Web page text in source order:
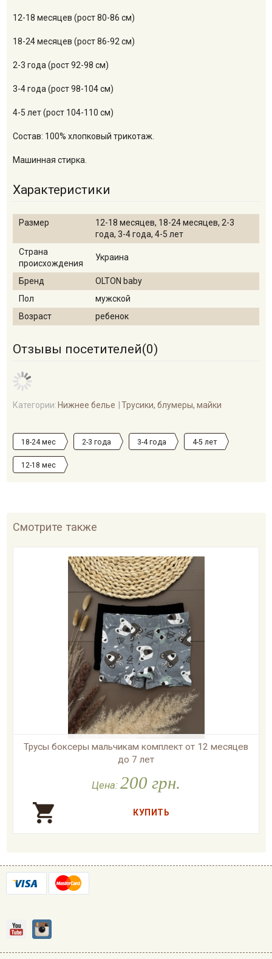
12-18 месяцев (рост 80-86 см)
18-24 месяцев (рост 86-92 см)
2-3 года (рост 92-98 см)
3-4 года (рост 98-104 см)
4-5 лет (рост 104-110 см)
Состав: 100% хлопковый трикотаж.
Машинная стирка.
Характеристики
Размер
12-18 месяцев, 18-24 месяцев, 2-3
года, 3-4 года, 4-5 лет
Страна
происхождения
Украина
Бренд
OLTON baby
Пол
мужской
Возраст
ребенок
Отзывы посетителей(0)
Категории: Нижнее белье Трусики, блумеры, майки
18-24 мес 2-3 года 3-4 года 4-5 лет
12-18 мес
Смотрите также
Трусы боксеры мальчикам комплект от 12 месяцев
до 7 лет
 В наличии
Цена: 200 грн.